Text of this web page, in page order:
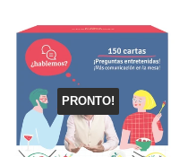
PRONTO!